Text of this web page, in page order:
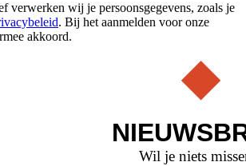
verwerken wij je persoonsgegevens, zoals je
. Bij het aanmelden voor onze
akkoord.
Wil je niets